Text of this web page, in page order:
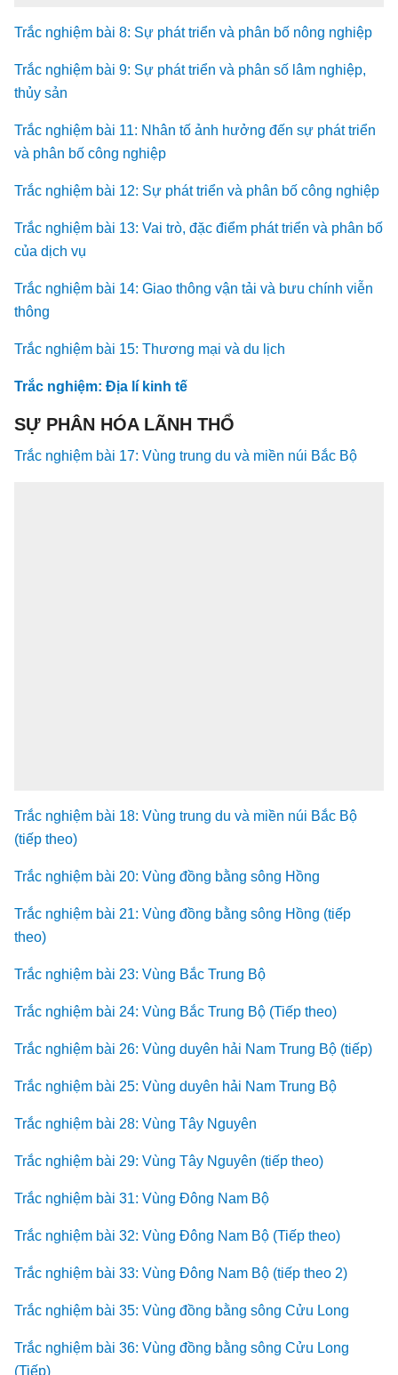
Trắc nghiệm bài 8: Sự phát triển và phân bố nông nghiệp
Trắc nghiệm bài 9: Sự phát triển và phân số lâm nghiệp,
thủy sản
Trắc nghiệm bài 11: Nhân tố ảnh hưởng đến sự phát triển
và phân bố công nghiệp
Trắc nghiệm bài 12: Sự phát triển và phân bố công nghiệp
Trắc nghiệm bài 13: Vai trò, đặc điểm phát triển và phân bố
của dịch vụ
Trắc nghiệm bài 14: Giao thông vận tải và bưu chính viễn
thông
Trắc nghiệm bài 15: Thương mại và du lịch
Trắc nghiệm: Địa lí kinh tế
SỰ PHÂN HÓA LÃNH THỔ
Trắc nghiệm bài 17: Vùng trung du và miền núi Bắc Bộ
Trắc nghiệm bài 18: Vùng trung du và miền núi Bắc Bộ
(tiếp theo)
Trắc nghiệm bài 20: Vùng đồng bằng sông Hồng
Trắc nghiệm bài 21: Vùng đồng bằng sông Hồng (tiếp
theo)
Trắc nghiệm bài 23: Vùng Bắc Trung Bộ
Trắc nghiệm bài 24: Vùng Bắc Trung Bộ (Tiếp theo)
Trắc nghiệm bài 26: Vùng duyên hải Nam Trung Bộ (tiếp)
Trắc nghiệm bài 25: Vùng duyên hải Nam Trung Bộ
Trắc nghiệm bài 28: Vùng Tây Nguyên
Trắc nghiệm bài 29: Vùng Tây Nguyên (tiếp theo)
Trắc nghiệm bài 31: Vùng Đông Nam Bộ
Trắc nghiệm bài 32: Vùng Đông Nam Bộ (Tiếp theo)
Trắc nghiệm bài 33: Vùng Đông Nam Bộ (tiếp theo 2)
Trắc nghiệm bài 35: Vùng đồng bằng sông Cửu Long
Trắc nghiệm bài 36: Vùng đồng bằng sông Cửu Long
(Tiếp)